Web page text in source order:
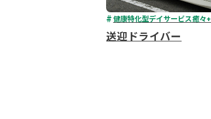
健康特化型デイサービス癒々+
送迎ドライバー